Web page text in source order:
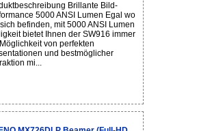
Brillante Bild-
5000 ANSI Lumen Egal wo
befinden, mit 5000 ANSI Lumen
bietet Ihnen der SW916 immer
von perfekten
und bestmöglicher
mi...